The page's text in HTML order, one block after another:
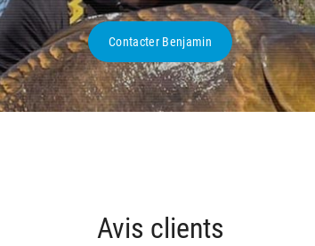
Contacter Benjamin
Avis clients